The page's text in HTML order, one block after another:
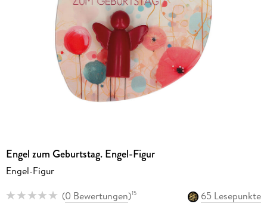
Engel zum Geburtstag. Engel-Figur
Engel-Figur
(0 Bewertungen)15
65 Lesepunkte